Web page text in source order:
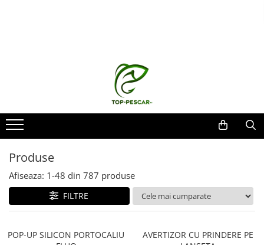
Mulinete crap
Fire crap
Nadă și momeală
Nadă crap
Momeală cârlig crap
Pelete
Wafters
Produse
Afiseaza: 1-48 din 787 produse
FILTRE
POP-UP SILICON PORTOCALIU
AVERTIZOR CU PRINDERE PE